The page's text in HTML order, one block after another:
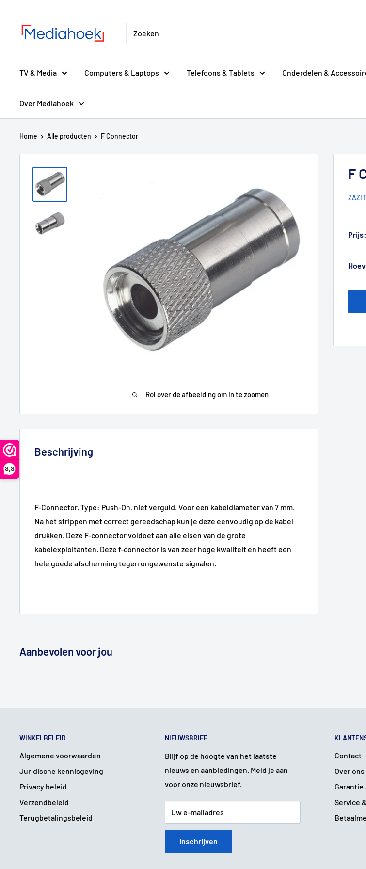
8,8
TV & Media Computers & Laptops Telefoons & Tablets Onderdelen &
Over Mediahoek
Home Alle producten F Connector
Rol over de afbeelding om in te zoomen
F
Prijs:
Beschrijving
F-Connector. Type: Push-On, niet verguld. Voor een kabeldiameter van 7 mm.
Na het strippen met correct gereedschap kun je deze eenvoudig op de kabel
drukken. Deze F-connector voldoet aan alle eisen van de grote
kabelexploitanten. Deze f-connector is van zeer hoge kwaliteit en heeft een
hele goede afscherming tegen ongewenste signalen.
Aanbevolen voor jou
WINKELBELEID
Algemene voorwaarden
Juridische kennisgeving
Privacy beleid
Verzendbeleid
Terugbetalingsbeleid
NIEUWSBRIEF
Blijf op de hoogte van het laatste
nieuws en aanbiedingen. Meld je aan
voor onze nieuwsbrief.
Uw e-mailadres
Inschrijven
Contact
Over ons
Garantie
Service